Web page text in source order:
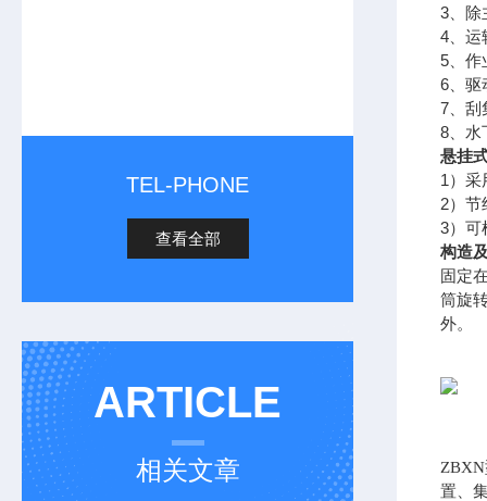
TEL-PHONE
查看全部
ARTICLE
相关文章
3、除
4、运
5、作
6、驱
7、刮
8、水
悬挂
1）采
2）节
3）可
构造
固定
筒旋
外。
置、